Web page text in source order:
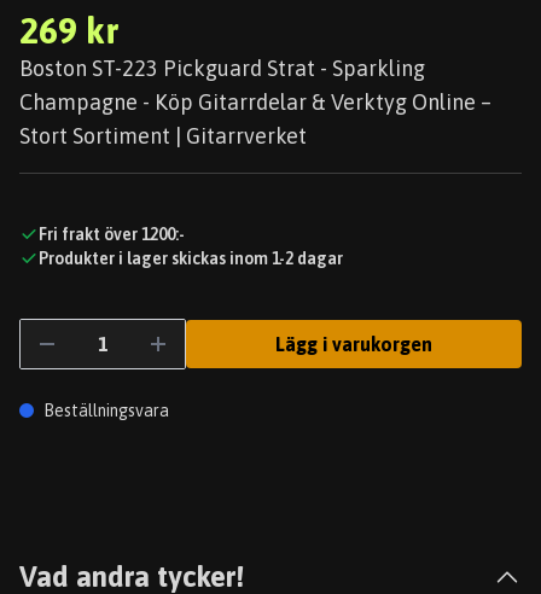
269 kr
Boston ST-223 Pickguard Strat - Sparkling
Champagne - Köp Gitarrdelar & Verktyg Online –
Stort Sortiment | Gitarrverket
Fri frakt över 1200:-
Produkter i lager skickas inom 1-2 dagar
Lägg i varukorgen
Beställningsvara
Vad andra tycker!